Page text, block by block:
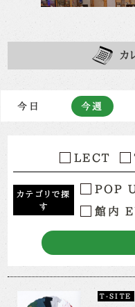
カ
今日 今週
LECT
カテゴリで探
す
POP
館内
T-SITE